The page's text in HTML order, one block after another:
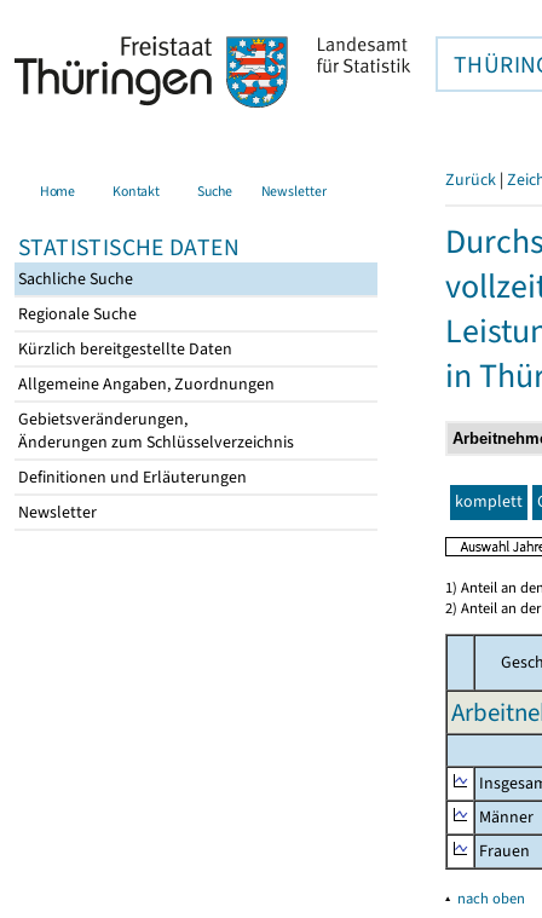
Home Kontakt Suche Newsletter
STATISTISCHE DATEN
Sachliche Suche
Regionale Suche
Kürzlich bereitgestellte Daten
Allgemeine Angaben, Zuordnungen
Gebietsveränderungen,
Änderungen zum Schlüsselverzeichnis
Definitionen und Erläuterungen
Newsletter
Zurück |
in
komplett
1) Anteil an
2) Anteil an
Männer
Frauen
▴ nach oben